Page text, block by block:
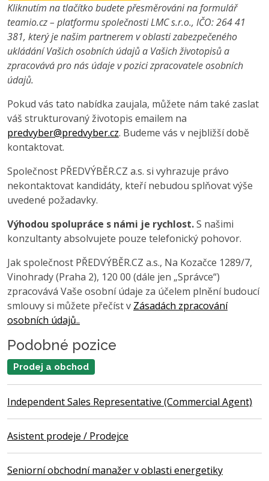
Kliknutím na tlačítko budete přesměrováni na formulář
teamio.cz – platformu společnosti LMC s.r.o., IČO: 264 41
381, který je našim partnerem v oblasti zabezpečeného
ukládání Vašich osobních údajů a Vašich životopisů a
zpracovává pro nás údaje v pozici zpracovatele osobních
údajů.
Pokud vás tato nabídka zaujala, můžete nám také zaslat
váš strukturovaný životopis emailem na
predvyber@predvyber.cz. Budeme vás v nejbližší době
kontaktovat.
Společnost PŘEDVÝBĚR.CZ a.s. si vyhrazuje právo
nekontaktovat kandidáty, kteří nebudou splňovat výše
uvedené požadavky.
Výhodou spolupráce s námi je rychlost.S našimi
konzultanty absolvujete pouze telefonický pohovor.
Jak společnost PŘEDVÝBĚR.CZ a.s., Na Kozačce 1289/7,
Vinohrady (Praha 2), 120 00 (dále jen „Správce“)
zpracovává Vaše osobní údaje za účelem plnění budoucí
smlouvy si můžete přečíst v Zásadách zpracování
osobních údajů..
Podobné pozice
Prodej a obchod
Independent Sales Representative (Commercial Agent)
Asistent prodeje / Prodejce
Seniorní obchodní manažer v oblasti energetiky